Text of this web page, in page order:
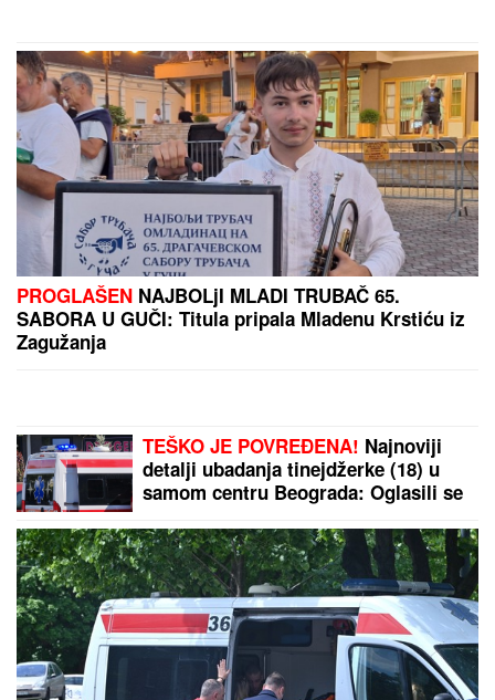
Ražnatović o unuku, porodici Gudelj
i Anastasiji: "Odlično se snašla,
nisam je savetovala", spomenula i
novi album posle 10 godina
CECA RAŽNATOVIĆ U MOĆNOJ KORSET HALJINI, A
ŠLIC DO KUKA U
klubu raspametila sve! Izula se, pa
PEVALA BOSA - Sve se orilo (VIDEO)